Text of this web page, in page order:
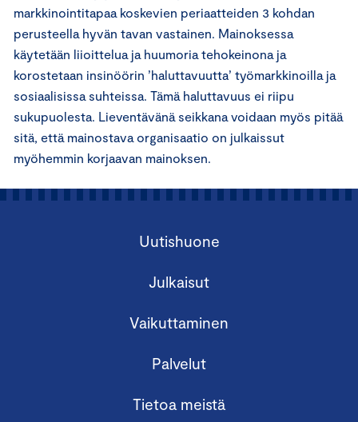
markkinointitapaa koskevien periaatteiden 3 kohdan
perusteella hyvän tavan vastainen. Mainoksessa
käytetään liioittelua ja huumoria tehokeinona ja
korostetaan insinöörin ’haluttavuutta’ työmarkkinoilla ja
sosiaalisissa suhteissa. Tämä haluttavuus ei riipu
sukupuolesta. Lieventävänä seikkana voidaan myös pitää
sitä, että mainostava organisaatio on julkaissut
myöhemmin korjaavan mainoksen.
Uutishuone
Julkaisut
Vaikuttaminen
Palvelut
Tietoa meistä